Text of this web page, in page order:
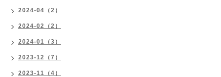
2024-04（2）
2024-02（2）
2024-01（3）
2023-12（7）
2023-11（4）